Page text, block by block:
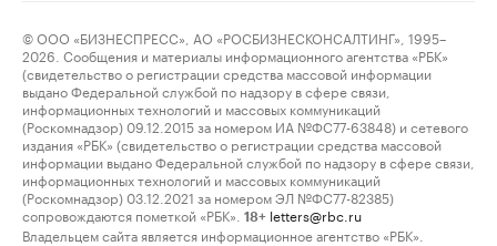
© ООО «БИЗНЕСПРЕСС», АО «РОСБИЗНЕСКОНСАЛТИНГ», 1995–
2026. Сообщения и материалы информационного агентства «РБК»
(свидетельство о регистрации средства массовой информации
выдано Федеральной службой по надзору в сфере связи,
информационных технологий и массовых коммуникаций
(Роскомнадзор) 09.12.2015 за номером ИА №ФС77-63848) и сетевого
издания «РБК» (свидетельство о регистрации средства массовой
информации выдано Федеральной службой по надзору в сфере связи,
информационных технологий и массовых коммуникаций
(Роскомнадзор) 03.12.2021 за номером ЭЛ №ФС77-82385)
сопровождаются пометкой «РБК».
18+ letters@rbc.ru
Владельцем сайта является информационное агентство «РБК».